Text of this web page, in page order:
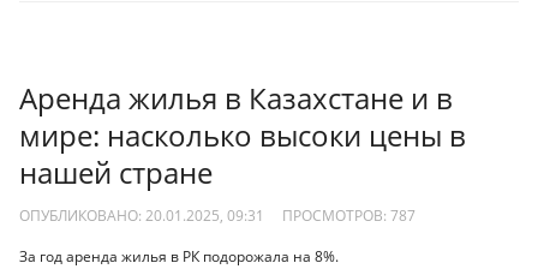
Аренда жилья в Казахстане и в
мире: насколько высоки цены в
нашей стране
ОПУБЛИКОВАНО: 20.01.2025, 09:31 ПРОСМОТРОВ: 787
За год аренда жилья в РК подорожала на 8%.